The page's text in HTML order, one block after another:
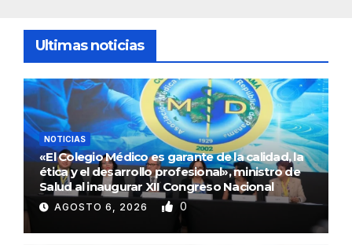
Ultimas noticias
NOTICIAS
«El Colegio Médico es garante de la calidad, la
ética y el desarrollo profesional», ministro de
Salud al inaugurar XII Congreso Nacional
AGOSTO 6, 2026 0